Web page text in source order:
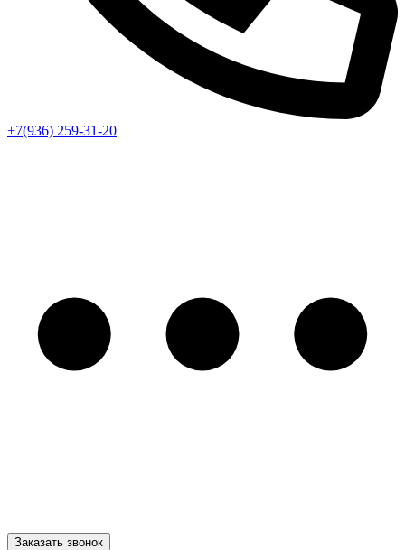
+7(936) 259-31-20
Заказать звонок